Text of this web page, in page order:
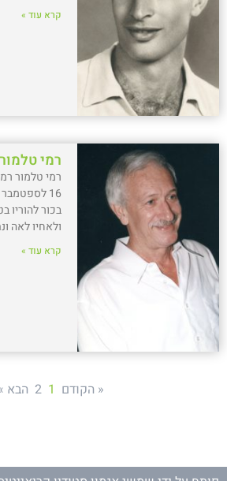
קרא עוד »
רמי טלמור
רמי טלמור
בכור להוריו
ולאחיו לאה
קרא עוד »
« הקודם 1
2 הבא